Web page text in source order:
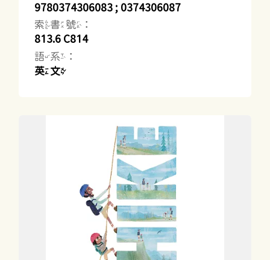
9780374306083 ; 0374306087
索書號：
813.6 C814
語系：
英文